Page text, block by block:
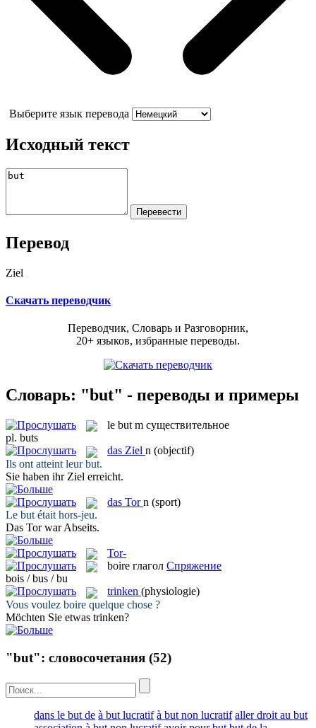
Выберите язык перевода
Исходный текст
Перевод
Ziel
Скачать переводчик
Переводчик, Словарь и Разговорник,
20+ языков, избранные переводы.
Словарь: "but" - переводы и примеры
le but m существительное
pl. buts
das Ziel n (objectif)
Ils ont atteint leurbut.
Sie haben ihr Ziel erreicht.
das Tor n (sport)
Le but était hors-jeu.
Das Torwar Abseits.
Tor-
boire глагол Спряжение
bois / bus / bu
trinken (physiologie)
Vous voulez boire quelque chose ?
Möchten Sie etwas trinken?
"but": словосочетания (52)
dans le but de à but lucratif à but non lucratif aller droit au but